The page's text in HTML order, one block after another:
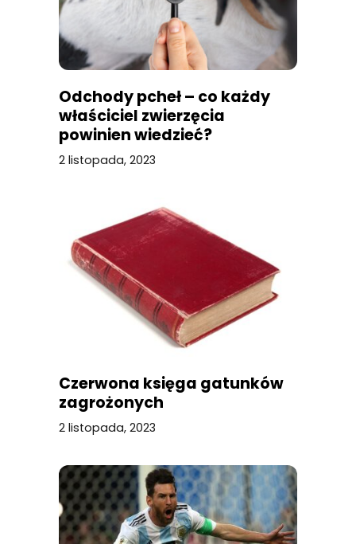
Odchody pcheł – co każdy
właściciel zwierzęcia
powinien wiedzieć?
2 listopada, 2023
Czerwona księga gatunków
zagrożonych
2 listopada, 2023